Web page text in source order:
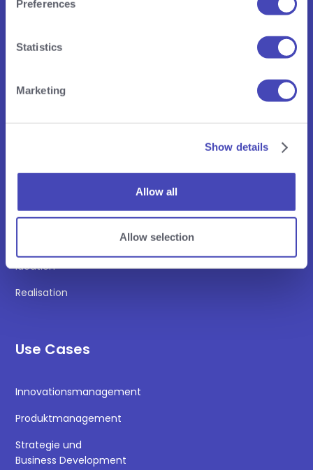
Preferences
Statistics
Marketing
Show details
Allow all
Allow selection
Datenschutzerklärung
Ideation
Realisation
Use Cases
Innovationsmanagement
Produktmanagement
Strategie und
Business Development